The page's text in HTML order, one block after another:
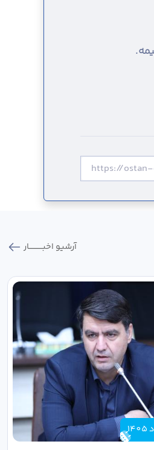
آرشیو اخبـــــــــــار